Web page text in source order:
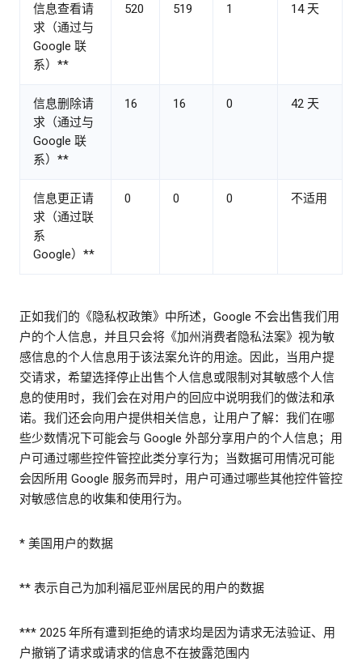
信息查看请
求（通过与
Google 联
系）**
520 519 1 14 天
信息删除请
求（通过与
Google 联
系）**
16 16 0 42 天
信息更正请
求（通过联
系
Google）**
0 0 0 不适用
正如我们的《隐私权政策》中所述，Google 不会出售我们用
户的个人信息，并且只会将《加州消费者隐私法案》视为敏
感信息的个人信息用于该法案允许的用途。因此，当用户提
交请求，希望选择停止出售个人信息或限制对其敏感个人信
息的使用时，我们会在对用户的回应中说明我们的做法和承
诺。我们还会向用户提供相关信息，让用户了解：我们在哪
些少数情况下可能会与 Google 外部分享用户的个人信息；用
户可通过哪些控件管控此类分享行为；当数据可用情况可能
会因所用 Google 服务而异时，用户可通过哪些其他控件管控
对敏感信息的收集和使用行为。
* 美国用户的数据
** 表示自己为加利福尼亚州居民的用户的数据
*** 2025 年所有遭到拒绝的请求均是因为请求无法验证、用
户撤销了请求或请求的信息不在披露范围内